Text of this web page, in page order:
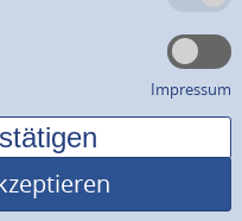
Impressum